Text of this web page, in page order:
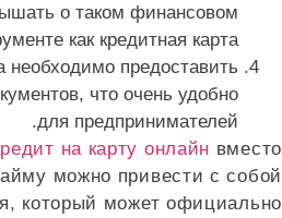
о таком финансовом
как кредитная карта.
необходимо предоставить
что очень удобно
для предпринимателей.
на карту онлайн вместо
можно привести с собой
который может официально